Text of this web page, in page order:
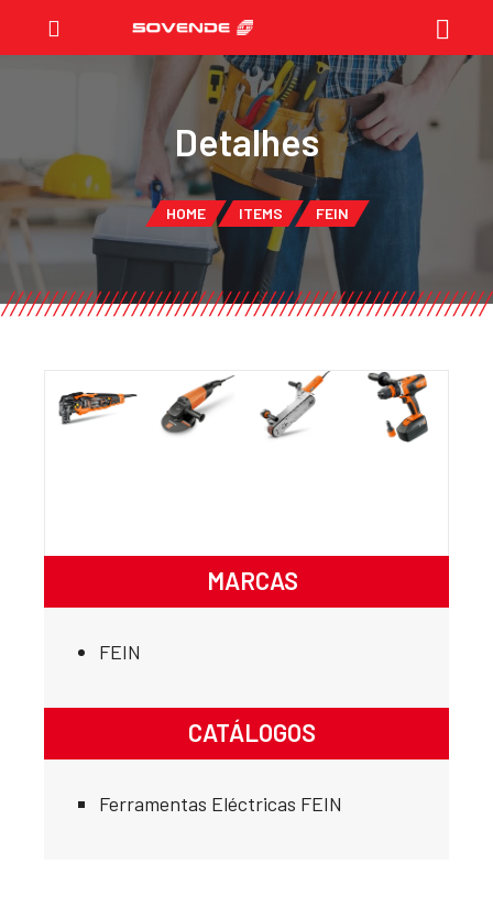
Detalhes
HOME ITEMS FEIN
MARCAS
FEIN
CATÁLOGOS
Ferramentas Eléctricas FEIN